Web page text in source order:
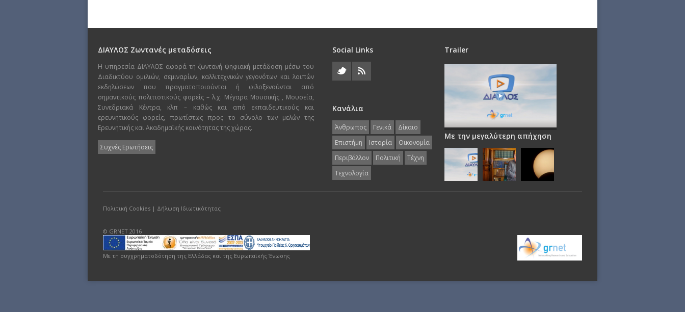
ΔΙΑΥΛΟΣ Ζωντανές μεταδόσεις
Η υπηρεσία ΔΙΑΥΛΟΣ αφορά τη ζωντανή ψηφιακή μετάδοση μέσω του
Διαδικτύου ομιλιών, σεμιναρίων, καλλιτεχνικών γεγονότων και λοιπών
εκδηλώσεων που πραγματοποιούνται ή φιλοξενούνται από
σημαντικούς πολιτιστικούς φορείς – λ.χ. Μέγαρα Μουσικής , Μουσεία,
Συνεδριακά Κέντρα, κλπ – καθώς και από εκπαιδευτικούς και
ερευνητικούς φορείς, πρωτίστως προς το σύνολο των μελών της
Ερευνητικής και Ακαδημαϊκής κοινότητας της χώρας.
Συχνές Ερωτήσεις
Social Links
Κανάλια
Άνθρωπος Γενικά
Δίκαιο
Επιστήμη
Ιστορία
Οικονομία
Περιβάλλον
Πολιτική
Τέχνη
Τεχνολογία
Trailer
Με την μεγαλύτερη απήχηση
Πολιτική Cookies | Δήλωση Ιδιωτικότητας
© GRNET 2016
Με τη συγχρηματοδότηση της Ελλάδας και της Ευρωπαϊκής Ένωσης